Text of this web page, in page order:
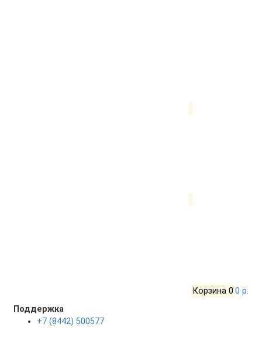
Корзина 0 0 р.
Поддержка
+7 (8442) 500577